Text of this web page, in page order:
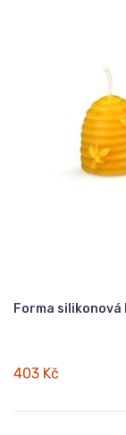
Forma silikonová
403 Kč